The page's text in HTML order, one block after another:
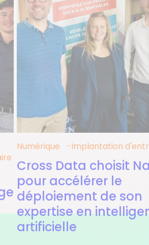
Numérique Implantation
Cross Data choisit
pour accélérer le
déploiement de son
expertise en
artificielle